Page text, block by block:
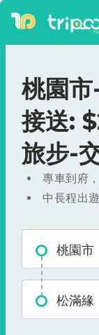
桃園
接送:
旅步-
專車到府
中長程出
桃園市
松滿緣